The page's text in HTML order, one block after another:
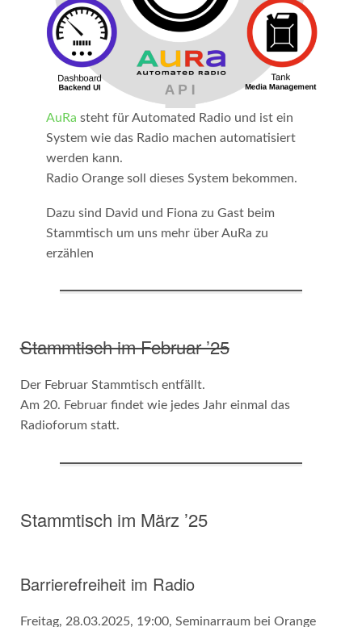
AuRa steht für Automated Radio und ist ein
System wie das Radio machen automatisiert
werden kann.
Radio Orange soll dieses System bekommen.
Dazu sind David und Fiona zu Gast beim
Stammtisch um uns mehr über AuRa zu
erzählen
Stammtisch im Februar ’25
Der Februar Stammtisch entfällt.
Am 20. Februar findet wie jedes Jahr einmal das
Radioforum statt.
Stammtisch im März ’25
Barrierefreiheit im Radio
Freitag, 28.03.2025, 19:00, Seminarraum bei Orange